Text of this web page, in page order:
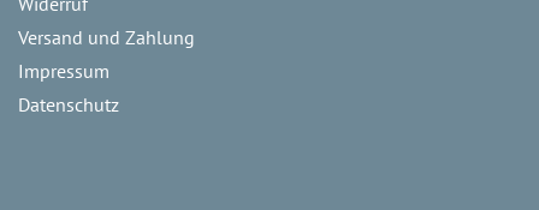
Versand und Zahlung
Impressum
Datenschutz